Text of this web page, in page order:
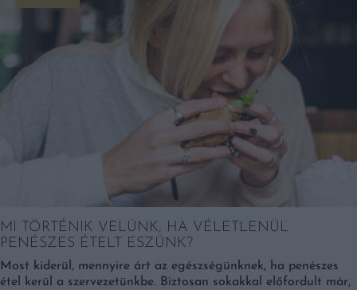
MI TÖRTÉNIK VELÜNK, HA VÉLETLENÜL
PENÉSZES ÉTELT ESZÜNK?
Most kiderül, mennyire árt az egészségünknek, ha penészes
étel kerül a szervezetünkbe. Biztosan sokakkal előfordult már,